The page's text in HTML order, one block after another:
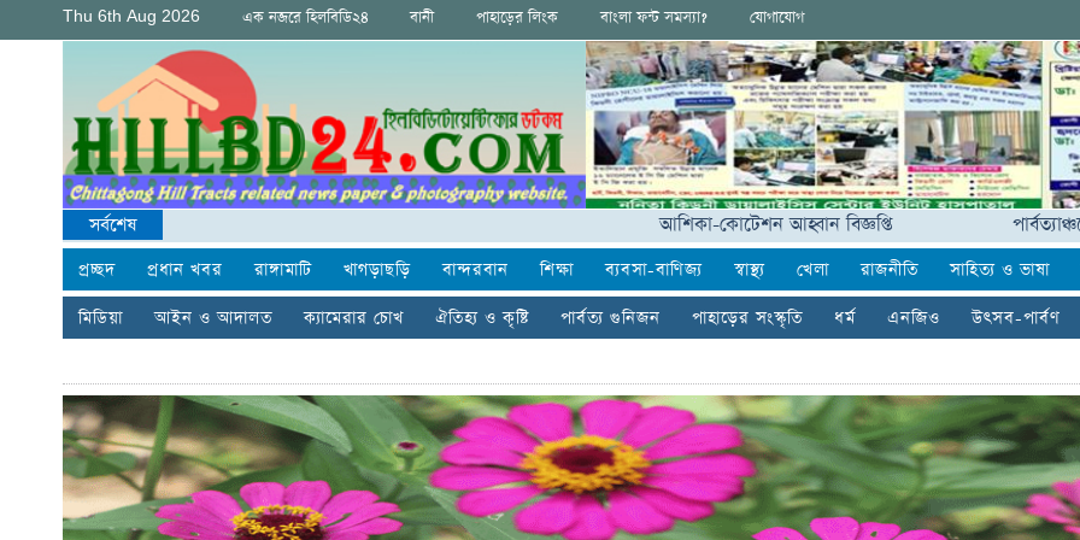
Thu 6th Aug 2026 এক নজরে হিলবিডি২৪ বানী পাহাড়ের লিংক বাংলা ফন্ট সমস্যা? যোগাযোগ
সর্বশেষ আশিকা-কোটেশন আহ্বান বিজ্ঞপ্তি পার্বত্যাঞ্চলের ৪২
প্রচ্ছদ প্রধান খবর রাঙ্গামাটি খাগড়াছড়ি বান্দরবান শিক্ষা ব্যবসা-বাণিজ্য স্বাস্থ্য খেলা রাজনীতি সাহিত্য ও ভাষা
মিডিয়া
আইন ও আদালত ক্যামেরার চোখ ঐতিহ্য ও কৃষ্টি পার্বত্য গুনিজন পাহাড়ের সংস্কৃতি ধর্ম এনজিও উৎসব-পার্বণ